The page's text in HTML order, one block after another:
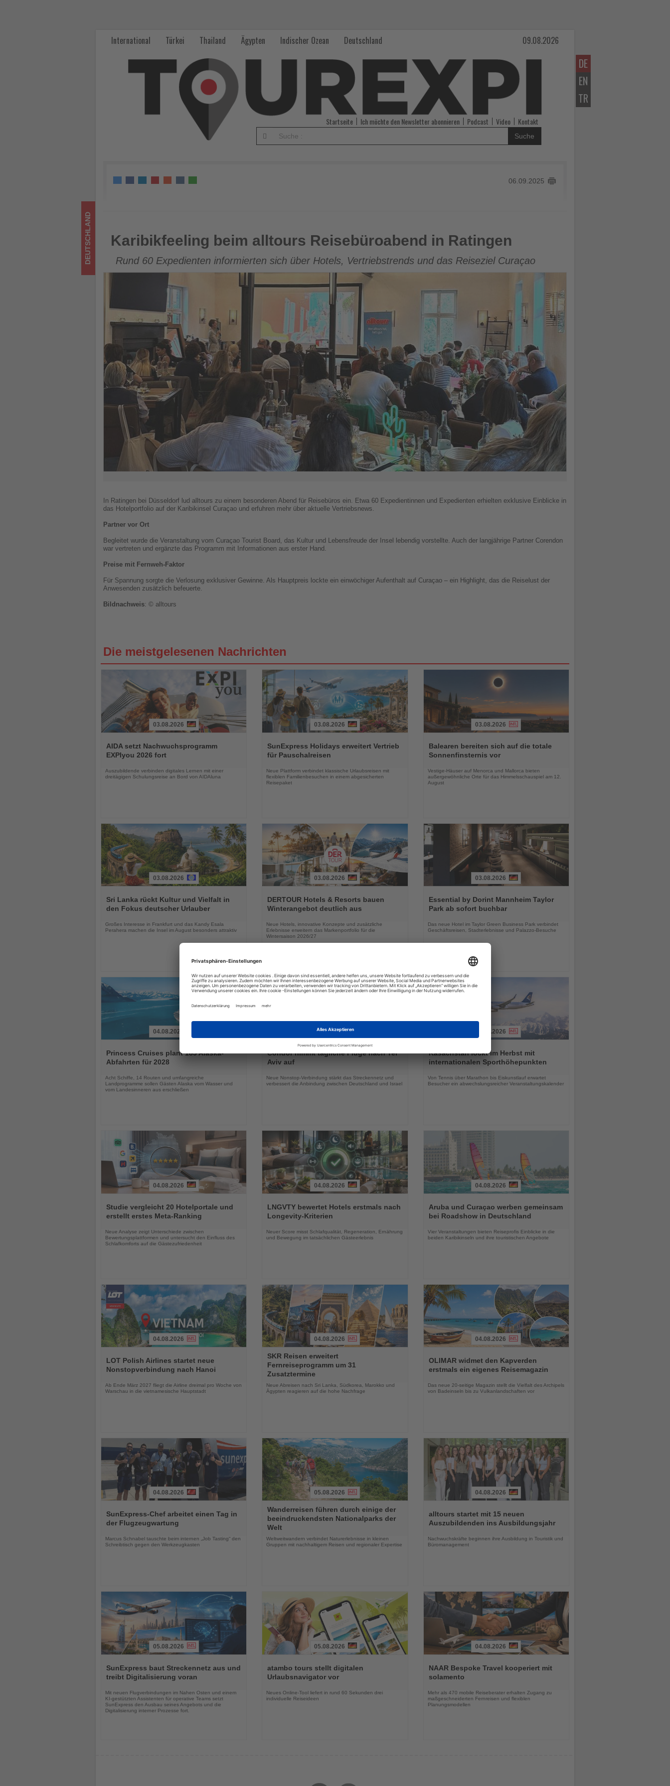
Reisebüroabend
DE
EN
TR
International Türkei Thailand Ägypten Indischer Ozean Deutschland 09.08.2026
Startseite Ich möchte den Newsletter abonnieren Podcast Video Kontakt
Suche
06.09.2025
Karibikfeeling beim alltours Reisebüroabend in Ratingen
DEUTSCHLAND Karibikfeeling beim alltours Reisebüroabend in Ratingen
Rund 60 Expedienten informierten sich über Hotels, Vertriebstrends und das Reiseziel Curaçao
In Ratingen bei Düsseldorf lud alltours zu einem besonderen Abend für Reisebüros ein. Etwa 60 Expedientinnen und Expedienten erhielten exklusive Einblicke in
das Hotelportfolio auf der Karibikinsel Curaçao und erfuhren mehr über aktuelle Vertriebsnews.
Partner vor Ort
Begleitet wurde die Veranstaltung vom Curaçao Tourist Board, das Kultur und Lebensfreude der Insel lebendig vorstellte. Auch der langjährige Partner Corendon
war vertreten und ergänzte das Programm mit Informationen aus erster Hand.
Preise mit Fernweh-Faktor
Für Spannung sorgte die Verlosung exklusiver Gewinne. Als Hauptpreis lockte ein einwöchiger Aufenthalt auf Curaçao – ein Highlight, das die Reiselust der
Anwesenden zusätzlich befeuerte.
Bildnachweis: © alltours
Die meistgelesenen Nachrichten
Sie
die
Nachrichten
03.08.2026
AIDA setzt Nachwuchsprogramm
EXPIyou 2026 fort
Auszubildende verbinden digitales Lernen mit einer
dreitägigen Schulungsreise an Bord von AIDAluna
Sie
die
03.08.2026
SunExpress Holidays erweitert Vertrieb
für Pauschalreisen
Neue Plattform verbindet klassische Urlaubsreisen mit
flexiblen Familienbesuchen in einem abgesicherten
Reisepaket
Sie
die
03.08.2026
Balearen bereiten sich auf die totale
Sonnenfinsternis vor
Vestige-Häuser auf Menorca und Mallorca bieten
außergewöhnliche Orte für das Himmelsschauspiel am 12.
August
Sie
die
03.08.2026
Sri Lanka rückt Kultur und Vielfalt in
den Fokus deutscher Urlauber
Großes Interesse in Frankfurt und das Kandy Esala
Perahera machen die Insel im August besonders attraktiv
Sie
die
Nachrichten
03.08.2026
DERTOUR Hotels & Resorts bauen
Winterangebot deutlich aus
Neue Hotels, innovative Konzepte und zusätzliche
Erlebnisse erweitern das Markenportfolio für die
Wintersaison 2026/27
Sie
die
03.08.2026
Essential by Dorint Mannheim Taylor
Park ab sofort buchbar
Das neue Hotel im Taylor Green Business Park verbindet
Geschäftsreisen, Stadterlebnisse und Palazzo-Besuche
Sie
die
04.08.2026
Princess Cruises plant 185 Alaska-
Abfahrten für 2028
Acht Schiffe, 14 Routen und umfangreiche
Landprogramme sollen Gästen Alaska vom Wasser und
vom Landesinneren aus erschließen
Sie
die
03.08.2026
Condor nimmt tägliche Flüge nach Tel
Aviv auf
Neue Nonstop-Verbindung stärkt das Streckennetz und
verbessert die Anbindung zwischen Deutschland und Israel
Sie
die
03.08.2026
Kasachstan lockt im Herbst mit
internationalen Sporthöhepunkten
Von Tennis über Marathon bis Eiskunstlauf erwartet
Besucher ein abwechslungsreicher Veranstaltungskalender
Sie
die
04.08.2026
Studie vergleicht 20 Hotelportale und
erstellt erstes Meta-Ranking
Neue Analyse zeigt Unterschiede zwischen
Bewertungsplattformen und untersucht den Einfluss des
Schlafkomforts auf die Gästezufriedenheit
Sie
die
Nachrichten
04.08.2026
LNGVTY bewertet Hotels erstmals nach
Longevity-Kriterien
Neuer Score misst Schlafqualität, Regeneration, Ernährung
und Bewegung im tatsächlichen Gästeerlebnis
Sie
die
04.08.2026
Aruba und Curaçao werben gemeinsam
bei Roadshow in Deutschland
Vier Veranstaltungen bieten Reiseprofis Einblicke in die
beiden Karibikinseln und ihre touristischen Angebote
Sie
die
Nachrichten
04.08.2026
LOT Polish Airlines startet neue
Nonstopverbindung nach Hanoi
Ab Ende März 2027 fliegt die Airline dreimal pro Woche von
Warschau in die vietnamesische Hauptstadt
Sie
die
Nachrichten
04.08.2026
SKR Reisen erweitert
Fernreiseprogramm um 31
Zusatztermine
Neue Abreisen nach Sri Lanka, Südkorea, Marokko und
Ägypten reagieren auf die hohe Nachfrage
Sie
die
04.08.2026
OLIMAR widmet den Kapverden
erstmals ein eigenes Reisemagazin
Das neue 20-seitige Magazin stellt die Vielfalt des Archipels
von Badeinseln bis zu Vulkanlandschaften vor
Sie
die
Nachrichten
04.08.2026
SunExpress-Chef arbeitet einen Tag in
der Flugzeugwartung
Marcus Schnabel tauschte beim internen „Job Tasting“ den
Schreibtisch gegen den Werkzeugkasten
Sie
die
Nachrichten
05.08.2026
Wanderreisen führen durch einige der
beeindruckendsten Nationalparks der
Welt
Weltweitwandern verbindet Naturerlebnisse in kleinen
Gruppen mit nachhaltigem Reisen und regionaler Expertise
Sie
die
04.08.2026
alltours startet mit 15 neuen
Auszubildenden ins Ausbildungsjahr
Nachwuchskräfte beginnen ihre Ausbildung in Touristik und
Büromanagement
Sie
die
Nachrichten
05.08.2026
SunExpress baut Streckennetz aus und
treibt Digitalisierung voran
Mit neuen Flugverbindungen im Nahen Osten und einem
KI-gestützten Assistenten für operative Teams setzt
SunExpress den Ausbau seines Angebots und die
Digitalisierung interner Prozesse fort.
Sie
die
05.08.2026
atambo tours stellt digitalen
Urlaubsnavigator vor
Neues Online-Tool liefert in rund 60 Sekunden drei
individuelle Reiseideen
Sie
die
04.08.2026
NAAR Bespoke Travel kooperiert mit
solamento
Mehr als 470 mobile Reiseberater erhalten Zugang zu
maßgeschneiderten Fernreisen und flexiblen
Planungsmodellen